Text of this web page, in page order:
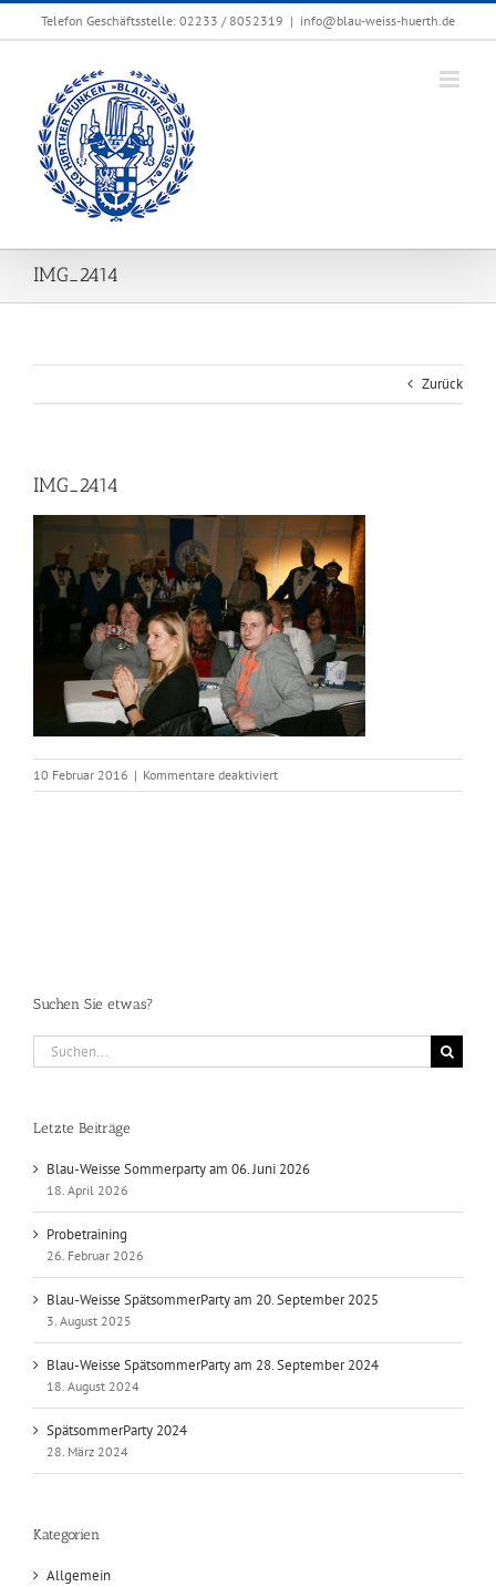
Zum
Telefon Geschäftsstelle: 02233 / 8052319 | info@blau-weiss-huerth.de
IMG_2414
Zurück
IMG_2414
10 Februar 2016 | Kommentare deaktiviertfür
IMG_2414
Suchen Sie etwas?
Suche
nach:
Letzte Beiträge
Blau-Weisse Sommerparty am 06. Juni 2026
18. April 2026
Probetraining
26. Februar 2026
Blau-Weisse SpätsommerParty am 20. September 2025
3. August 2025
Blau-Weisse SpätsommerParty am 28. September 2024
18. August 2024
SpätsommerParty 2024
28. März 2024
Kategorien
Allgemein